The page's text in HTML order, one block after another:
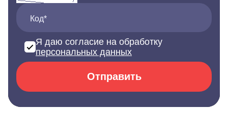
Код*
Я даю согласие на обработку
персональных данных
Отправить